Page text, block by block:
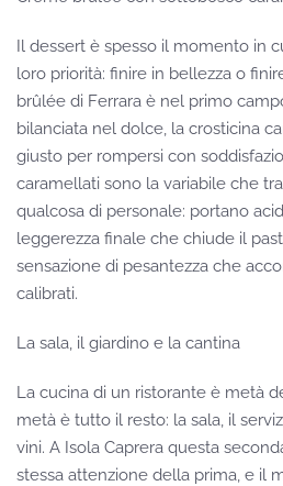
Il dessert è spesso il momento in
loro priorità: finire in bellezza o
brûlée di Ferrara è nel primo
bilanciata nel dolce, la crosticina
giusto per rompersi con
caramellati sono la variabile che
qualcosa di personale: portano
leggerezza finale che chiude il
sensazione di pesantezza che
calibrati.
La sala, il giardino e la cantina
La cucina di un ristorante è metà
metà è tutto il resto: la sala, il
vini. A Isola Caprera questa
stessa attenzione della prima, e il